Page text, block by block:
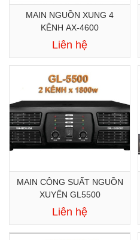
MAIN NGUỒN XUNG 4
KÊNH AX-4600
Liên hệ
MAIN CÔNG SUẤT NGUỒN
XUYẾN GL5500
Liên hệ